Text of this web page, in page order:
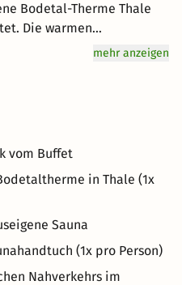
Bodetal-Therme Thale
Die warmen
und Regenerieren
entspannender
In einem bequemen
lässt sich
Auszeit kombiniert
für ein
mehr anzeigen
vom Buffet
in Thale (1x
Sauna
(1x pro Person)
Nahverkehrs im